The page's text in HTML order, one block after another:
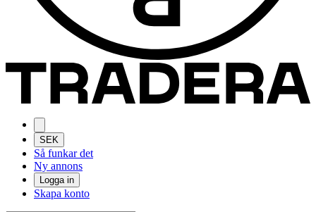
SEK
Så funkar det
Ny annons
Logga in
Skapa konto